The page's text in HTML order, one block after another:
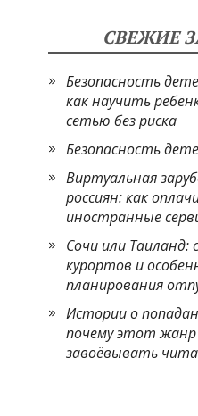
СВЕЖИЕ
Безопасность
как научить
сетью без риска
Безопасность
Виртуальная
россиян: как
иностранные
Сочи или Таиланд:
курортов и
планирования
Истории о
почему этот
завоёвывать